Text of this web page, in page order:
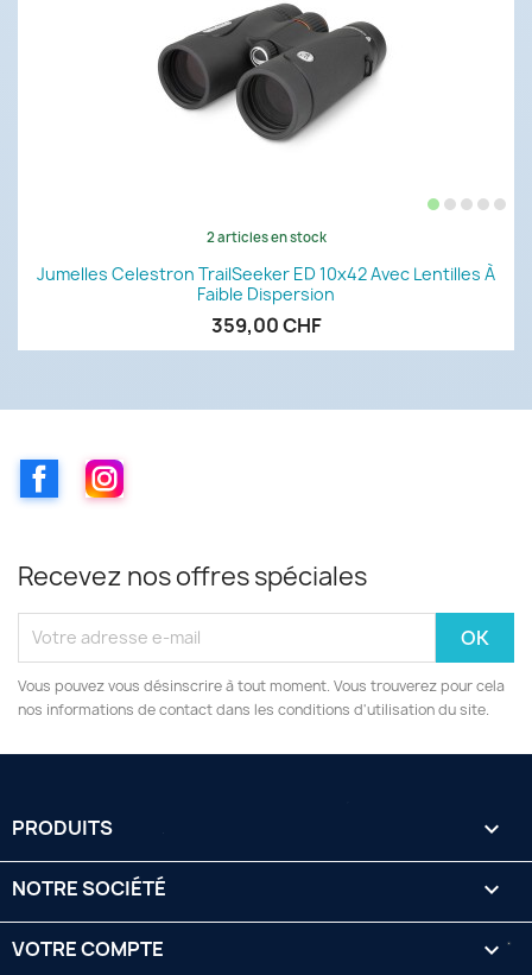
2 articles en stock
Jumelles Celestron TrailSeeker ED 10x42 Avec Lentilles À
Faible Dispersion
359,00 CHF
FacebookInstagram
Recevez nos offres spéciales
Vous pouvez vous désinscrire à tout moment. Vous trouverez pour cela
nos informations de contact dans les conditions d'utilisation du site.
PRODUITS 
NOTRE SOCIÉTÉ 
VOTRE COMPTE 